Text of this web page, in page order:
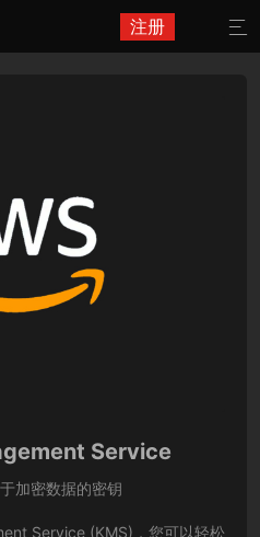
注册 
Service
加密数据的密钥
Service (KMS)，您可以轻松